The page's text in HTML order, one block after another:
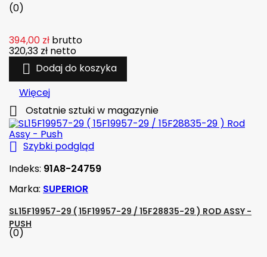
(0)
394,00 zł brutto
320,33 zł netto
 Dodaj do koszyka
Więcej
 Ostatnie sztuki w magazynie
 Szybki podgląd
Indeks: 91A8-24759
Marka: SUPERIOR
SL15F19957-29 ( 15F19957-29 / 15F28835-29 ) ROD ASSY -
PUSH
(0)